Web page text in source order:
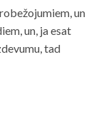
un
un, ja esat
tad